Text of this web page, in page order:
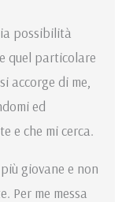
possibilità
quel particolare
accorge di me,
ed
e che mi cerca.
giovane e non
Per me messa